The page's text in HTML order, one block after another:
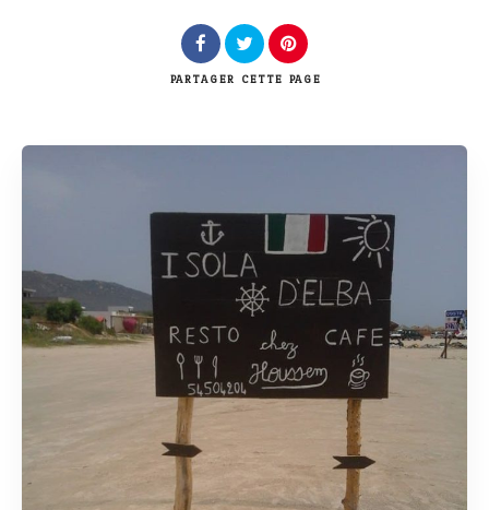
Rechercher
PARTAGER CETTE PAGE